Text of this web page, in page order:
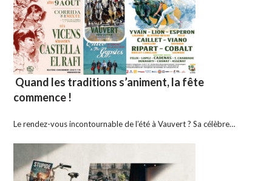
Quand les traditions s’animent, la fête
commence !
Le rendez-vous incontournable de l’été à Vauvert ? Sa célèbre…